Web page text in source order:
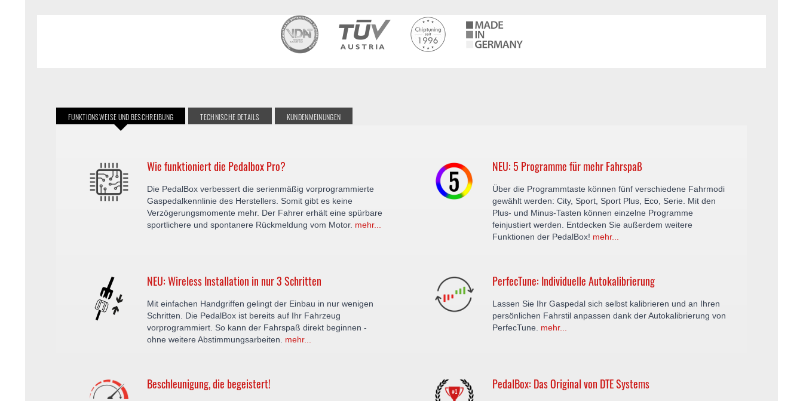
FUNKTIONSWEISE UND BESCHREIBUNG TECHNISCHE DETAILS KUNDENMEINUNGEN
Wie funktioniert die Pedalbox Pro?
Die PedalBox verbessert die serienmäßig vorprogrammierte
Gaspedalkennlinie des Herstellers. Somit gibt es keine
Verzögerungsmomente mehr. Der Fahrer erhält eine spürbare
sportlichere und spontanere Rückmeldung vom Motor. mehr...
NEU: 5 Programme für mehr Fahrspaß
Über die Programmtaste können fünf verschiedene Fahrmodi
gewählt werden: City, Sport, Sport Plus, Eco, Serie. Mit den
Plus- und Minus-Tasten können einzelne Programme
feinjustiert werden. Entdecken Sie außerdem weitere
Funktionen der PedalBox! mehr...
NEU: Wireless Installation in nur 3 Schritten
Mit einfachen Handgriffen gelingt der Einbau in nur wenigen
Schritten. Die PedalBox ist bereits auf Ihr Fahrzeug
vorprogrammiert. So kann der Fahrspaß direkt beginnen -
ohne weitere Abstimmungsarbeiten. mehr...
PerfecTune: Individuelle Autokalibrierung
Lassen Sie Ihr Gaspedal sich selbst kalibrieren und an Ihren
persönlichen Fahrstil anpassen dank der Autokalibrierung von
PerfecTune. mehr...
Beschleunigung, die begeistert! PedalBox: Das Original von DTE Systems